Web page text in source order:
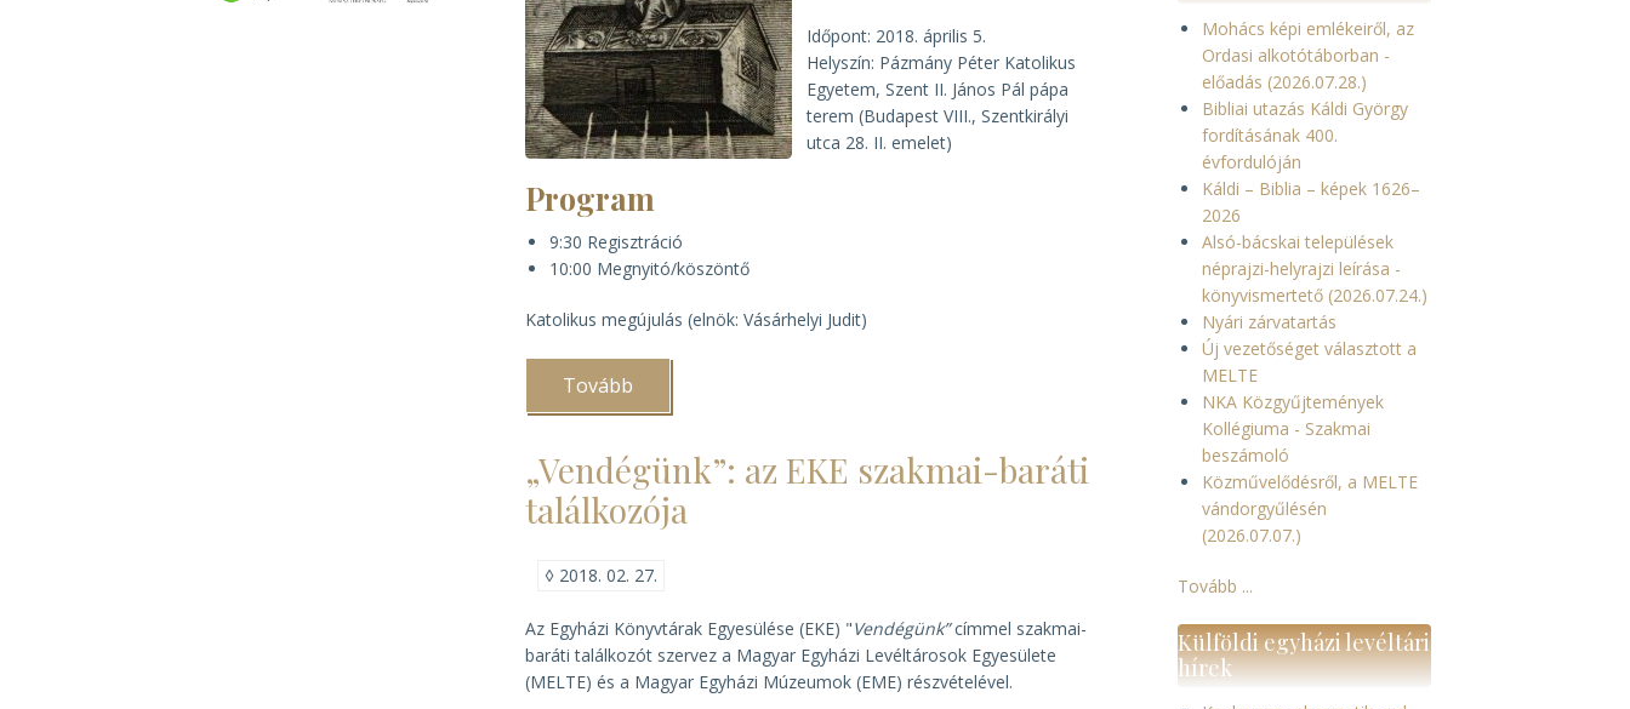
Időpont: 2018. április 5.
Helyszín: Pázmány Péter Katolikus
Egyetem, Szent II. János Pál pápa
terem (Budapest VIII., Szentkirályi
utca 28. II. emelet)
Program
9:30 Regisztráció
10:00 Megnyitó/köszöntő
Katolikus megújulás (elnök: Vásárhelyi Judit)
Tovább
mozgalmak
1800)
)
„Vendégünk”: az EKE szakmai-baráti
találkozója
◊ 2018. 02. 27.
Az Egyházi Könyvtárak Egyesülése (EKE) "Vendégünk”címmel szakmai-
baráti találkozót szervez a Magyar Egyházi Levéltárosok Egyesülete
(MELTE) és a Magyar Egyházi Múzeumok (EME) részvételével.
Mohács képi emlékeiről, az
Ordasi alkotótáborban -
előadás (2026.07.28.)
Bibliai utazás Káldi György
fordításának 400.
évfordulóján
Káldi – Biblia – képek 1626–
2026
Alsó-bácskai települések
néprajzi-helyrajzi leírása -
könyvismertető (2026.07.24.)
Nyári zárvatartás
Új vezetőséget választott a
MELTE
NKA Közgyűjtemények
Kollégiuma - Szakmai
beszámoló
Közművelődésről, a MELTE
vándorgyűlésén
(2026.07.07.)
Tovább ...
Külföldi egyházi levéltári
hírek